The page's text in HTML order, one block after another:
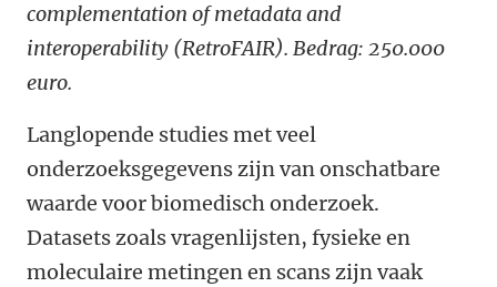
complementation of metadata and
interoperability (RetroFAIR). Bedrag: 250.000
euro.
Langlopende studies met veel
onderzoeksgegevens zijn van onschatbare
waarde voor biomedisch onderzoek.
Datasets zoals vragenlijsten, fysieke en
moleculaire metingen en scans zijn vaak